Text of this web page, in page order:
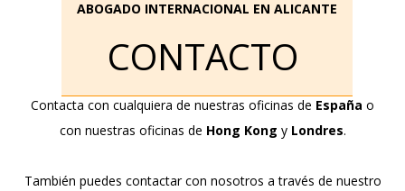
ABOGADO INTERNACIONAL EN ALICANTE
CONTACTO
Contacta con cualquiera de nuestras oficinas de España o
con nuestras oficinas de Hong Kong y Londres.
También puedes contactar con nosotros a través de nuestro